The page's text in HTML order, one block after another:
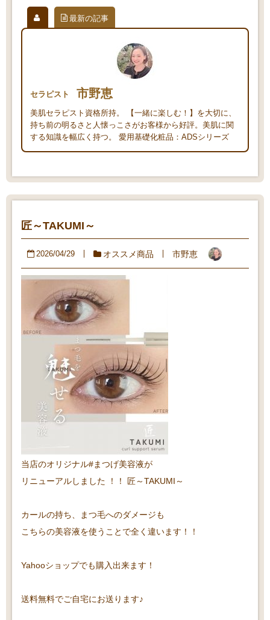
最新の記事
セラピスト 市野恵
美肌セラピスト資格所持。 【一緒に楽しむ！】を大切に、
持ち前の明るさと人懐っこさがお客様から好評。美肌に関
する知識を幅広く持つ。 愛用基礎化粧品：ADSシリーズ
匠～TAKUMI～
2026/04/29 オススメ商品 市野恵
当店のオリジナル#まつげ美容液が
リニューアルしました ！！
匠～TAKUMI～
カールの持ち、まつ毛へのダメージも
こちらの美容液を使うことで全く違います！！
Yahooショップでも購入出来ます！
送料無料でご自宅にお送ります♪